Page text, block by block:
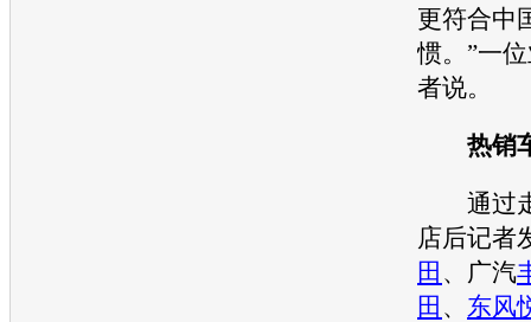
更符合中
惯。”一
者说。
热销车
通过走
店后记者
田 、广汽
田 、 东风